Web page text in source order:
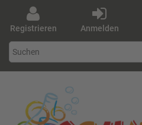
Registrieren Anmelden